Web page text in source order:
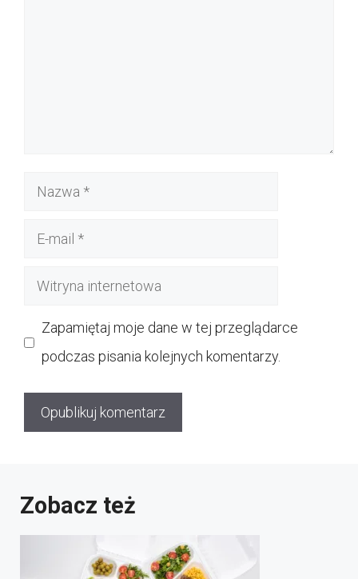
Nazwa
Witryna
Zapamiętaj moje dane w tej przeglądarce
podczas pisania kolejnych komentarzy.
Zobacz też